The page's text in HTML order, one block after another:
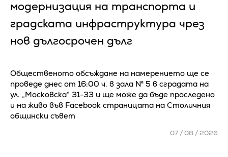
модернизация на транспорта и
градската инфраструктура чрез
нов дългосрочен дълг
Общественото обсъждане на намерението ще се
проведе днес от 16:00 ч. в зала № 5 в сградата на
ул. „Московска“ 31-33 и ще може да бъде проследено
и на живо във Facebook страницата на Столичния
общински съвет
07 / 08 / 2026